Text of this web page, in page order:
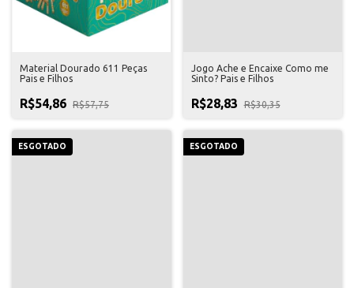
Material Dourado 611 Peças
Pais e Filhos
R$54,86 R$57,75
Jogo Ache e Encaixe Como me
Sinto? Pais e Filhos
R$28,83 R$30,35
ESGOTADO ESGOTADO